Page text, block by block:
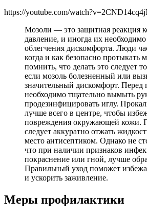
https://youtube.com/
Мозоли — это защитная реакция
давление, и иногда их необходимо
облегчения дискомфорта. Люди
когда и как безопасно протыкать
помнить, что делать это следует
если мозоль болезненный или
значительный дискомфорт. Перед
необходимо тщательно вымыть
продезинфицировать иглу.
лучше всего в центре, чтобы
повреждения окружающей кожи.
следует аккуратно отжать
место антисептиком. Однако не
что при наличии признаков
покраснение или гной, лучше
Правильный уход поможет
и ускорить заживление.
Меры профилактики